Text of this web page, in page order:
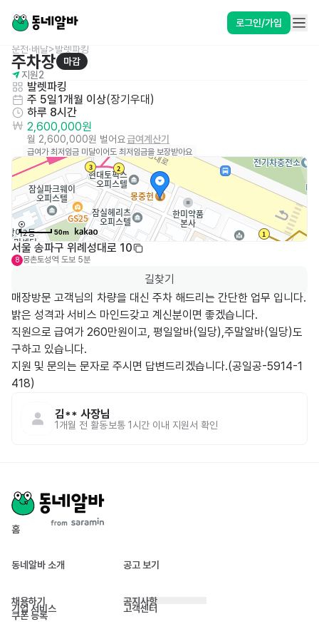
로그인/가입
운전·배달>발렛파킹
주차장
마감
지원2
발렛파킹
주 5일1개월 이상(장기우대 )
하루 8시간
2,600,000원
월 2,600,000원 벌어요급여계산기
급여가 최저임금 미달이어도 최저임금을 보장받아요
50m
서울 송파구 위례성대로 10
8 몽촌토성역 도보 5분
길찾기
매장방문 고객님의 차량을 대신 주차 해드리는 간단한 업무 입니다.
밝은 성격과 서비스 마인드갖고 계신분이면 좋겠습니다.
직원으로 급여가 260만원이고, 평일알바(일당),주말알바(일당)도
구하고 있습니다.
지원 및 문의는 문자로 주시면 답변드리겠습니다.(공일공-5914-1
418)
김** 사장님
1개월 전 활동 보통 1시간 이내 지원서 확인
홈
동네알바 소개 공고 보기
채용하기
기업 서비스
쿠폰 등록
공지사항
고객센터